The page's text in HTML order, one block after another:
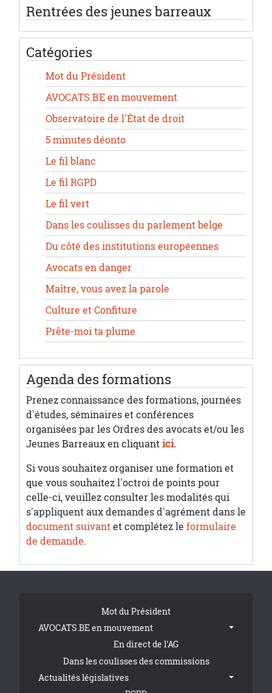
Rentrées des jeunes barreaux
Catégories
Mot du Président
AVOCATS.BE en mouvement
Observatoire de l'État de droit
5 minutes déonto
Le fil blanc
Le fil RGPD
Le fil vert
Dans les coulisses du parlement belge
Du côté des institutions européennes
Avocats en danger
Maître, vous avez la parole
Culture et Confiture
Prête-moi ta plume
Agenda des formations
Prenez connaissance des formations, journées
d'études, séminaires et conférences
organisées par les Ordres des avocats et/ou les
Jeunes Barreaux en cliquantici.
Si vous souhaitez organiser une formation et
que vous souhaitez l'octroi de points pour
celle-ci, veuillez consulter les modalités qui
s'appliquent aux demandes d'agrément dans le
document suivantet complétez le formulaire
de demande.
Tribune FooterMot du Président
AVOCATS.BE en mouvement
En direct de l'AG
Dans les coulisses des commissions
Actualités législatives